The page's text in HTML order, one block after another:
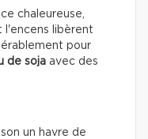
chaleureuse,
l'encens libèrent
pour
de soja avec des
un havre de